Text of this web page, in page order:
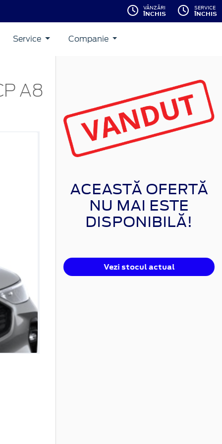
VÂNZĂRI
ÎNCHIS
SERVICE
ÎNCHIS
Service Companie
A8
ACEASTĂ OFERTĂ
NU MAI ESTE
DISPONIBILĂ!
Vezi stocul actual